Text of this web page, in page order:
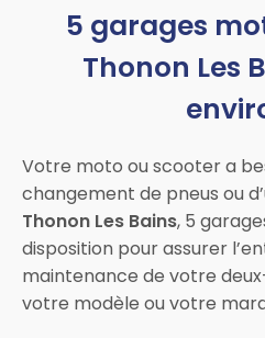
5 garages
Thonon Les
Votre moto ou scooter a
changement de pneus ou
Thonon Les Bains, 5
disposition pour assurer
maintenance de votre
votre modèle ou votre